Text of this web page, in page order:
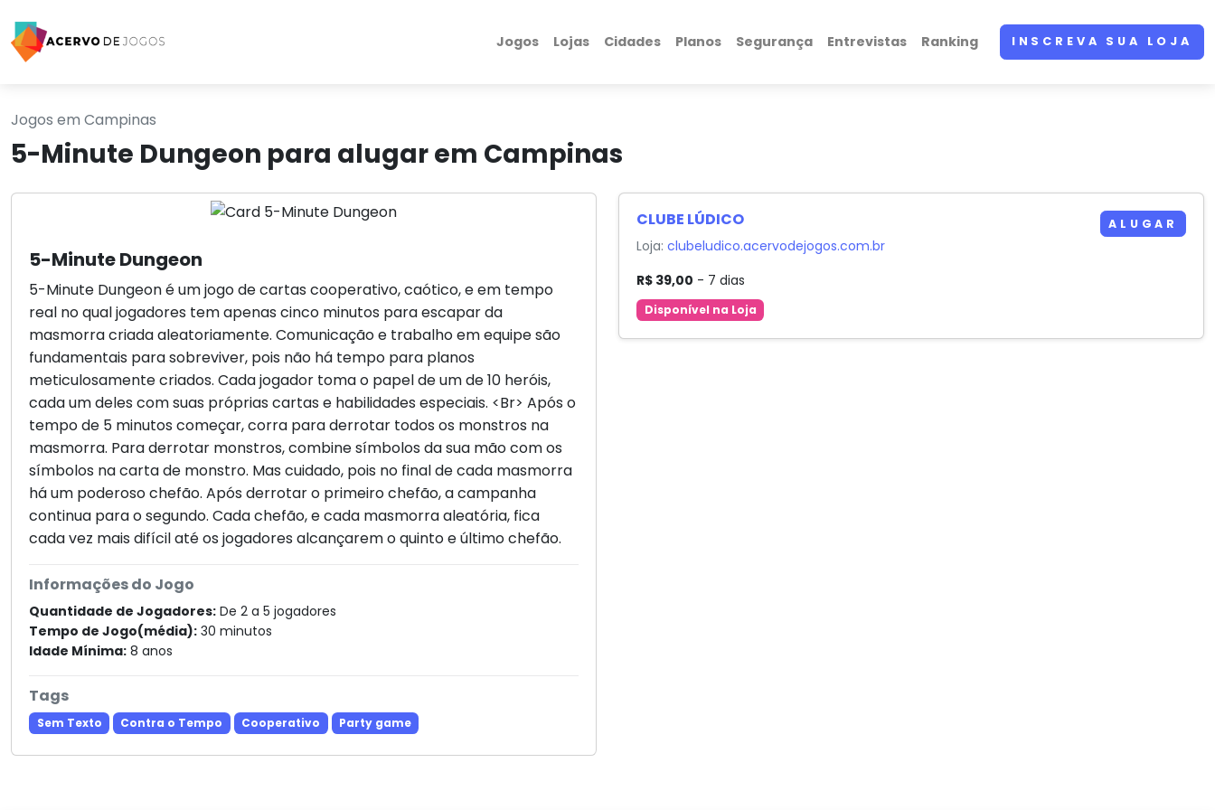
Jogos Lojas Cidades Planos Segurança Entrevistas Ranking INSCREVA SUA LOJA
Jogos em Campinas
5-Minute Dungeon para alugar em Campinas
5-Minute Dungeon
5-­Minute Dungeon é um jogo de cartas cooperativo, caótico, e em tempo
real no qual jogadores tem apenas cinco minutos para escapar da
masmorra criada aleatoriamente. Comunicação e trabalho em equipe são
fundamentais para sobreviver, pois não há tempo para planos
meticulosamente criados. Cada jogador toma o papel de um de 10 heróis,
cada um deles com suas próprias cartas e habilidades especiais. <Br> Após o
tempo de 5 minutos começar, corra para derrotar todos os monstros na
masmorra. Para derrotar monstros, combine símbolos da sua mão com os
símbolos na carta de monstro. Mas cuidado, pois no final de cada masmorra
há um poderoso chefão. Após derrotar o primeiro chefão, a campanha
continua para o segundo. Cada chefão, e cada masmorra aleatória, fica
cada vez mais difícil até os jogadores alcançarem o quinto e último chefão.
Informações do Jogo
Quantidade de Jogadores: De 2 a 5 jogadores
Tempo de Jogo(média): 30 minutos
Idade Mínima: 8 anos
Tags
Sem Texto Contra o Tempo Cooperativo Party game
CLUBE LÚDICO
Loja:clubeludico.acervodejogos.com.br
R$ 39,00 - 7 dias
Disponível na Loja
ALUGAR